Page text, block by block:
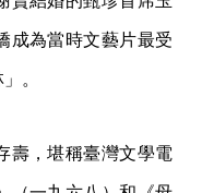
成為當時文藝片最受
。
壽，堪稱臺灣文學電